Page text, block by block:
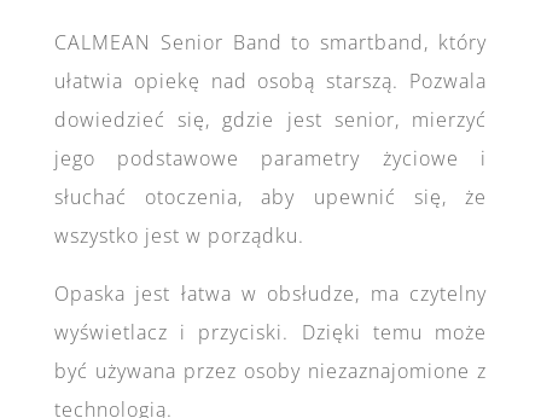
CALMEAN Senior Band to smartband, który
ułatwia opiekę nad osobą starszą. Pozwala
dowiedzieć się, gdzie jest senior, mierzyć
jego podstawowe parametry życiowe i
słuchać otoczenia, aby upewnić się, że
wszystko jest w porządku.
Opaska jest łatwa w obsłudze, ma czytelny
wyświetlacz i przyciski. Dzięki temu może
być używana przez osoby niezaznajomione z
technologią.